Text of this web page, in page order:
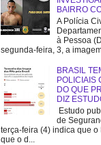
BAIRRO
A Polícia
à Pessoa
segunda-feira, 3, a imagem
BRASIL
POLICIAIS
DO QUE
DIZ
Estudo
de
terça-feira (4) indica que
que o d...